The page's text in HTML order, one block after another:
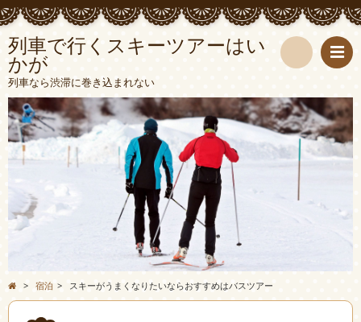
列車で行くスキーツアーはい
かが
列車なら渋滞に巻き込まれない
索
> 宿泊 > スキーがうまくなりたいならおすすめはバスツアー